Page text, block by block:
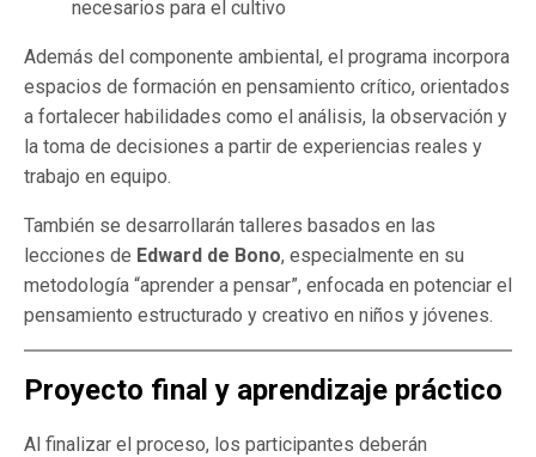
necesarios para el cultivo
Además del componente ambiental, el programa incorpora
espacios de formación en pensamiento crítico, orientados
a fortalecer habilidades como el análisis, la observación y
la toma de decisiones a partir de experiencias reales y
trabajo en equipo.
También se desarrollarán talleres basados en las
lecciones de Edward de Bono, especialmente en su
metodología “aprender a pensar”, enfocada en potenciar el
pensamiento estructurado y creativo en niños y jóvenes.
Proyecto final y aprendizaje práctico
Al finalizar el proceso, los participantes deberán